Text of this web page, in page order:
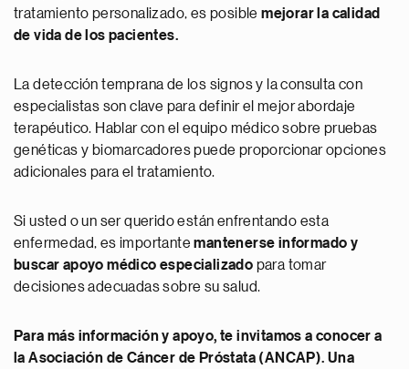
tratamiento personalizado, es posiblemejorar la calidad
de vida de los pacientes.
La detección temprana de los signos y la consulta con
especialistas son clave para definir el mejor abordaje
terapéutico. Hablar con el equipo médico sobre pruebas
genéticas y biomarcadores puede proporcionar opciones
adicionales para el tratamiento.
Si usted o un ser querido están enfrentando esta
enfermedad, es importantemantenerse informado y
buscar apoyo médico especializado para tomar
decisiones adecuadas sobre su salud.
Para más información y apoyo, te invitamos a conocer a
laAsociación de Cáncer de Próstata (ANCAP). Una